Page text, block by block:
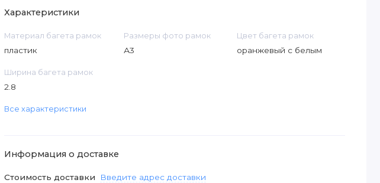
Характеристики
Материал багета рамок
пластик
Размеры фото рамок
А3
Цвет багета рамок
оранжевый с белым
Ширина багета рамок
2.8
Все характеристики
Информация о доставке
Стоимость доставки Введите адрес доставки